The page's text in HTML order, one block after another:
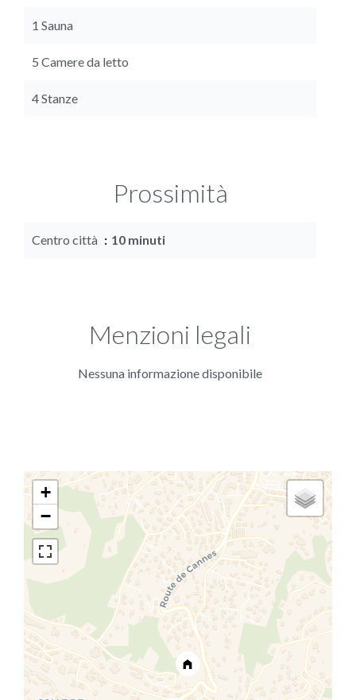
1 Sauna
5 Camere da letto
4 Stanze
Prossimità
Centro città 10 minuti
Menzioni legali
Nessuna informazione disponibile
+
−